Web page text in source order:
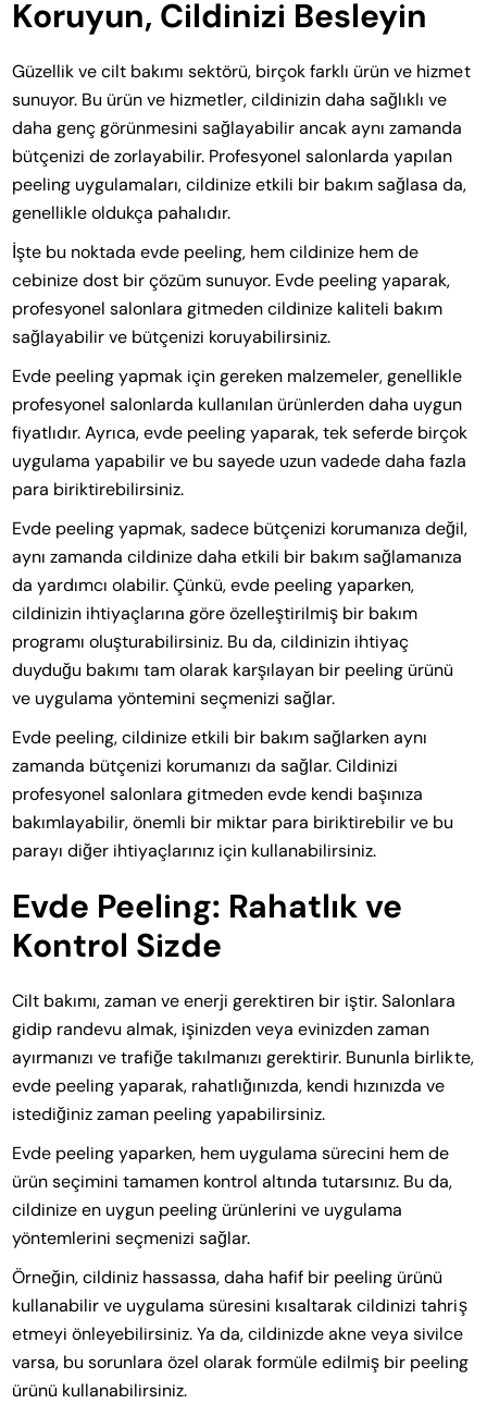
Koruyun, Cildinizi Besleyin
Güzellik ve cilt bakımı sektörü, birçok farklı ürün ve hizmet
sunuyor. Bu ürün ve hizmetler, cildinizin daha sağlıklı ve
daha genç görünmesini sağlayabilir ancak aynı zamanda
bütçenizi de zorlayabilir. Profesyonel salonlarda yapılan
peeling uygulamaları, cildinize etkili bir bakım sağlasa da,
genellikle oldukça pahalıdır.
İşte bu noktada evde peeling, hem cildinize hem de
cebinize dost bir çözüm sunuyor. Evde peeling yaparak,
profesyonel salonlara gitmeden cildinize kaliteli bakım
sağlayabilir ve bütçenizi koruyabilirsiniz.
Evde peeling yapmak için gereken malzemeler, genellikle
profesyonel salonlarda kullanılan ürünlerden daha uygun
fiyatlıdır. Ayrıca, evde peeling yaparak, tek seferde birçok
uygulama yapabilir ve bu sayede uzun vadede daha fazla
para biriktirebilirsiniz.
Evde peeling yapmak, sadece bütçenizi korumanıza değil,
aynı zamanda cildinize daha etkili bir bakım sağlamanıza
da yardımcı olabilir. Çünkü, evde peeling yaparken,
cildinizin ihtiyaçlarına göre özelleştirilmiş bir bakım
programı oluşturabilirsiniz. Bu da, cildinizin ihtiyaç
duyduğu bakımı tam olarak karşılayan bir peeling ürünü
ve uygulama yöntemini seçmenizi sağlar.
Evde peeling, cildinize etkili bir bakım sağlarken aynı
zamanda bütçenizi korumanızı da sağlar. Cildinizi
profesyonel salonlara gitmeden evde kendi başınıza
bakımlayabilir, önemli bir miktar para biriktirebilir ve bu
parayı diğer ihtiyaçlarınız için kullanabilirsiniz.
Evde Peeling: Rahatlık ve
Kontrol Sizde
Cilt bakımı, zaman ve enerji gerektiren bir iştir. Salonlara
gidip randevu almak, işinizden veya evinizden zaman
ayırmanızı ve trafiğe takılmanızı gerektirir. Bununla birlikte,
evde peeling yaparak, rahatlığınızda, kendi hızınızda ve
istediğiniz zaman peeling yapabilirsiniz.
Evde peeling yaparken, hem uygulama sürecini hem de
ürün seçimini tamamen kontrol altında tutarsınız. Bu da,
cildinize en uygun peeling ürünlerini ve uygulama
yöntemlerini seçmenizi sağlar.
Örneğin, cildiniz hassassa, daha hafif bir peeling ürünü
kullanabilir ve uygulama süresini kısaltarak cildinizi tahriş
etmeyi önleyebilirsiniz. Ya da, cildinizde akne veya sivilce
varsa, bu sorunlara özel olarak formüle edilmiş bir peeling
ürünü kullanabilirsiniz.